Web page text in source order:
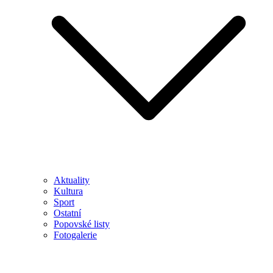
Aktuality
Kultura
Sport
Ostatní
Popovské listy
Fotogalerie